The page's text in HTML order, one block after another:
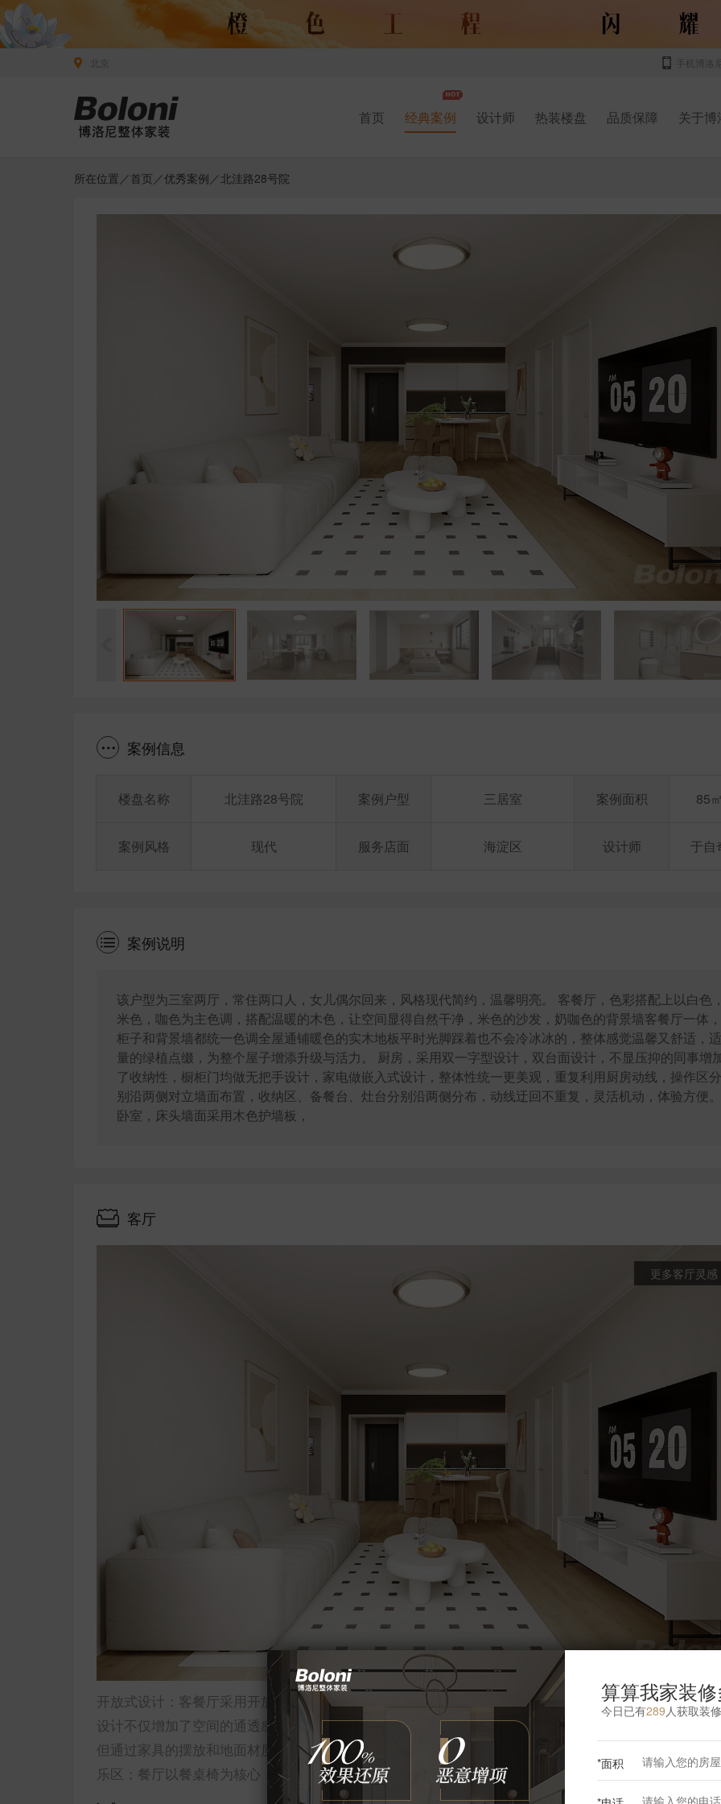
手机博洛
首页 经典案例 设计师 热装楼盘 品质保障 关于
所在位置／首页 ／优秀案例 ／北洼路28号院
点击浏览下一张
案例信息
楼盘名称
案例风格
北洼路28号院
现代
案例户型
服务店面
三居室
海淀区
案例面积
设计师
85
于自
案例说明
该户型为三室两厅，常住两口人，女儿偶尔回来，风格现代简约，温馨明亮。 客餐厅，色彩搭配上以白色
米色，咖色为主色调，搭配温暖的木色，让空间显得自然干净，米色的沙发，奶咖色的背景墙客餐厅一体，
柜子和背景墙都统一色调全屋通铺暖色的实木地板平时光脚踩着也不会冷冰冰的，整体感觉温馨又舒适，适
量的绿植点缀，为整个屋子增添升级与活力。 厨房，采用双一字型设计，双台面设计，不显压抑的同事增
了收纳性，橱柜门均做无把手设计，家电做嵌入式设计，整体性统一更美观，重复利用厨房动线，操作区分
别沿两侧对立墙面布置，收纳区、备餐台、灶台分别沿两侧分布，动线迂回不重复，灵活机动，体验方便。
卧室，床头墙面采用木色护墙板，
客厅
更多客厅灵感
开放式设计：客餐厅采用开放式布局，打破传统的空间分隔，使两个区域相互融合，视觉上更加开阔。
设计不仅增加了空间的通透感，还方便家庭成员之间的互动和交流。 功能分区明确：虽然客餐厅融为一
但通过家具的摆放和地面材质的变化，明确划分出不同的功能区域。客厅以沙发、茶几为中心，形成休
乐区；餐厅以餐桌椅为核心，打造用餐区域。 流畅的动线：合理规划空间，确保客餐厅之间的动线流畅
算算我家装
今日已有289 人获取装
*面积